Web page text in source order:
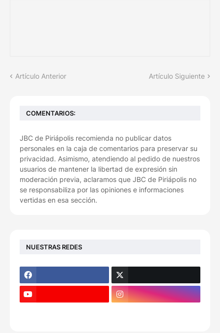
Artículo Anterior Artículo Siguiente
COMENTARIOS:
JBC de Piriápolis recomienda no publicar datos
personales en la caja de comentarios para preservar su
privacidad. Asimismo, atendiendo al pedido de nuestros
usuarios de mantener la libertad de expresión sin
moderación previa, aclaramos que JBC de Piriápolis no
se responsabiliza por las opiniones e informaciones
vertidas en esa sección.
NUESTRAS REDES